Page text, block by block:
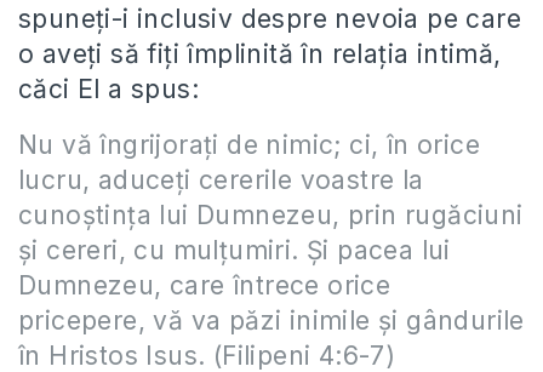
spuneți-i inclusiv despre nevoia pe care
o aveți să fiți împlinită în relația intimă,
căci El a spus:
Nu vă îngrijoraţi de nimic; ci, în orice
lucru, aduceţi cererile voastre la
cunoştinţa lui Dumnezeu, prin rugăciuni
şi cereri, cu mulţumiri. Şi pacea lui
Dumnezeu, care întrece orice
pricepere, vă va păzi inimile şi gândurile
în Hristos Isus. (Filipeni 4:6-7)